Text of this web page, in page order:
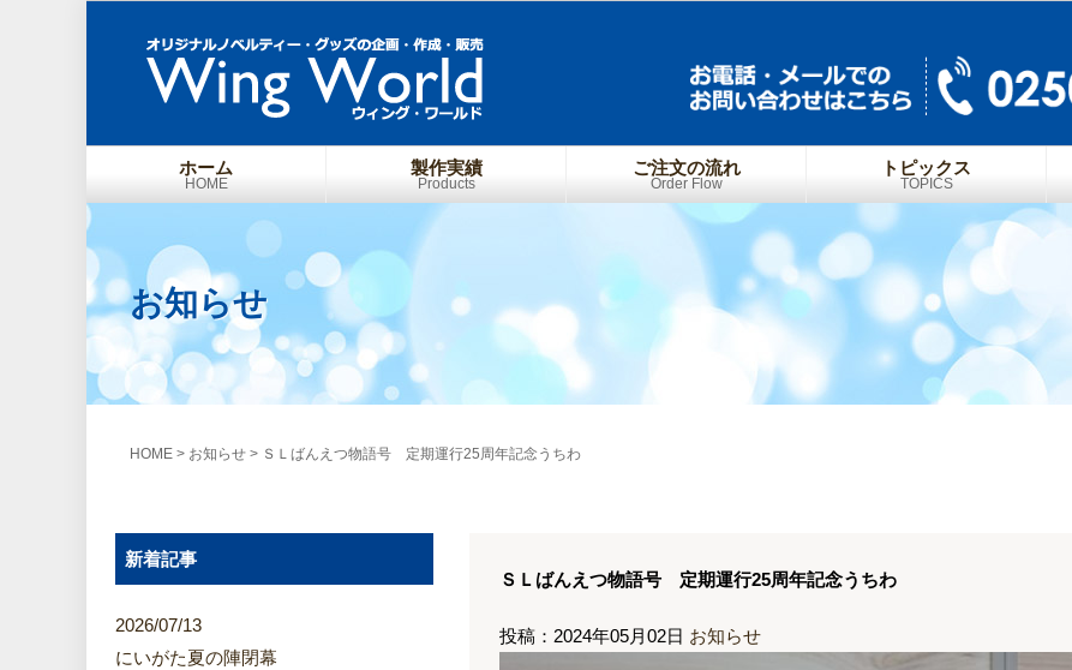
ホーム
HOME
製作実績
Products
ご注文の流れ
Order Flow
トピックス
TOPICS
お知らせ
HOME > お知らせ > ＳＬばんえつ物語号 定期運行25周年記念うちわ
ＳＬばんえつ物語号 定期運行25周年記念うちわ
投稿：2024年05月02日 お知らせ
新着記事
2026/07/13
にいがた夏の陣閉幕